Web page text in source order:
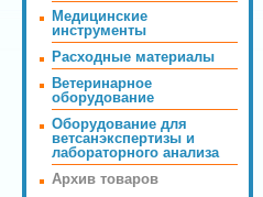
Медицинские
инструменты
Расходные материалы
Ветеринарное
оборудование
Оборудование для
ветсанэкспертизы и
лабораторного анализа
Архив товаров